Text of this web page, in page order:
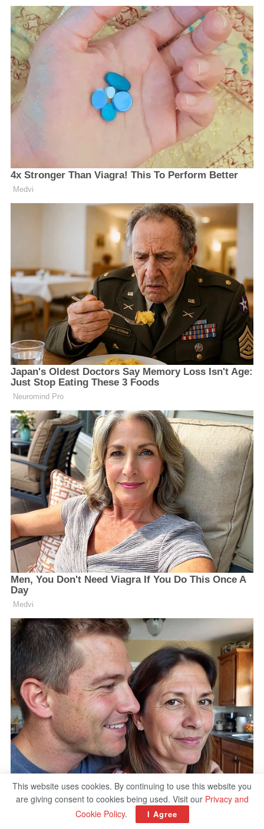
This website uses cookies. By continuing to use this website you
are giving consent to cookies being used. Visit our Privacy and
Cookie Policy. I Agree